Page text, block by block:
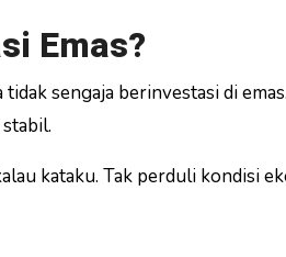
Emas?
sengaja berinvestasi di
kataku. Tak perduli kondisi